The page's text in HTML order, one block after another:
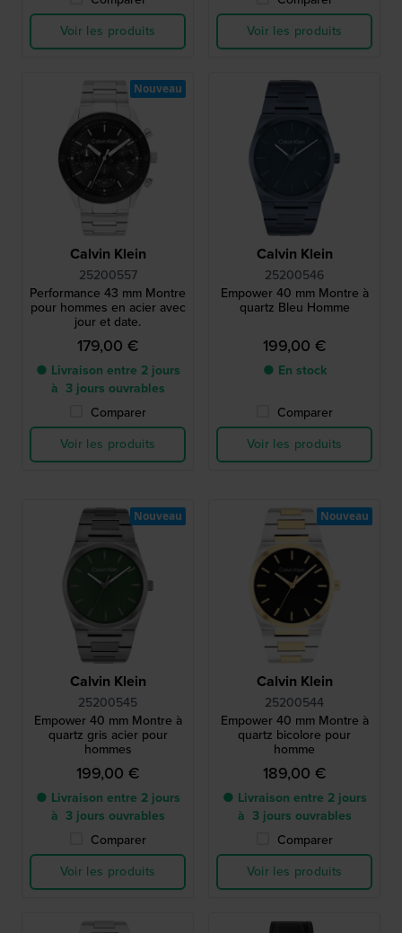
Voir les produits
Voir les produits
Calvin Klein
25200557
Performance 43 mm Montre
pour hommes en acier avec
jour et date.
179,00 €
● Livraison entre 2 jours
à 3 jours ouvrables
Comparer
Voir les produits
Nouveau
Calvin Klein
25200546
Empower 40 mm Montre à
quartz Bleu Homme
199,00 €
● En stock
Comparer
Voir les produits
Calvin Klein
25200545
Empower 40 mm Montre à
quartz gris acier pour
hommes
199,00 €
● Livraison entre 2 jours
à 3 jours ouvrables
Comparer
Voir les produits
Nouveau
Calvin Klein
25200544
Empower 40 mm Montre à
quartz bicolore pour
homme
189,00 €
● Livraison entre 2 jours
à 3 jours ouvrables
Comparer
Voir les produits
Nouveau